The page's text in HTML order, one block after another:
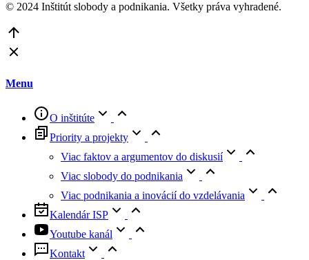
© 2024 Inštitút slobody a podnikania. Všetky práva vyhradené.
Menu
O inštitúte
Priority a projekty
Viac faktov a argumentov do diskusií
Viac slobody do podnikania
Viac podnikania a inovácií do vzdelávania
Kalendár ISP
Youtube kanál
Kontakt